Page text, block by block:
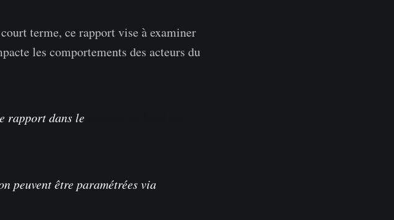
terme, ce rapport vise à examiner
les comportements des acteurs du
rapport dans le
peuvent être paramétréesvia